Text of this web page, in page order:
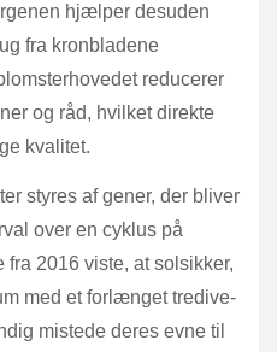
hjælper desuden
fra kronbladene
reducerer
og råd, hvilket direkte
kvalitet.
styres af gener, der bliver
over en cyklus på
2016 viste, at solsikker,
med et forlænget tredive-
mistede deres evne til